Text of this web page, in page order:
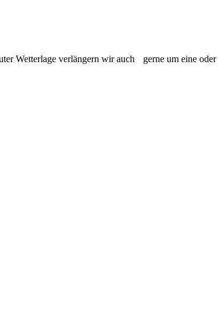
Wetterlage verlängern wir auch gerne um eine